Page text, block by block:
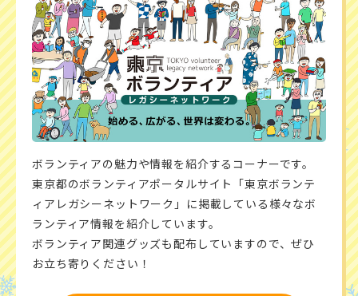
ボランティアの魅力や情報を紹介するコーナーです。
東京都のボランティアポータルサイト「東京ボランテ
ィアレガシーネットワーク」に掲載している様々なボ
ランティア情報を紹介しています。
ボランティア関連グッズも配布していますので、ぜひ
お立ち寄りください！